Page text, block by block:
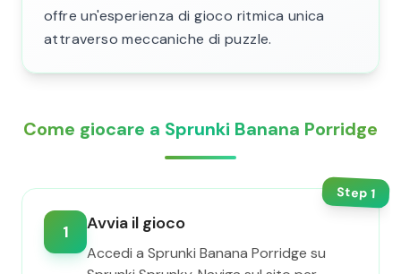
offre un'esperienza di gioco ritmica unica
attraverso meccaniche di puzzle.
Come giocare a Sprunki Banana Porridge
Step1
1 Avvia il gioco
Accedi a Sprunki Banana Porridge su